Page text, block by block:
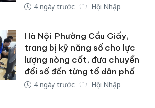
4 ngày trước Hội Nhập
Hà Nội: Phường Cầu Giấy,
trang bị kỹ năng số cho lực
lượng nòng cốt, đưa chuyển
đổi số đến từng tổ dân phố
4 ngày trước Hội Nhập